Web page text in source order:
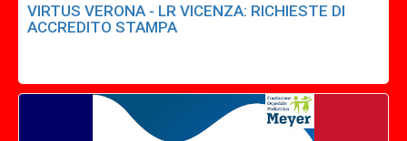
VIRTUS VERONA - LR VICENZA: RICHIESTE DI
ACCREDITO STAMPA